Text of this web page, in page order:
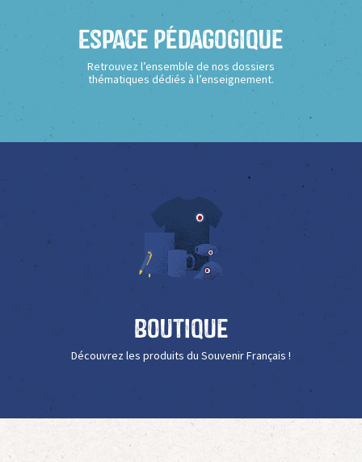
Espace Pédagogique
Retrouvez l’ensemble de nos dossiers
thématiques dédiés à l’enseignement.
Boutique
Découvrez les produits du Souvenir Français !